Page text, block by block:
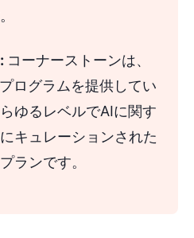
がAIと共に働けるよう準備を
コーナーストーンは、
ログラムを提供してい
ゆるレベルでAIに関す
キュレーションされた
ランです。